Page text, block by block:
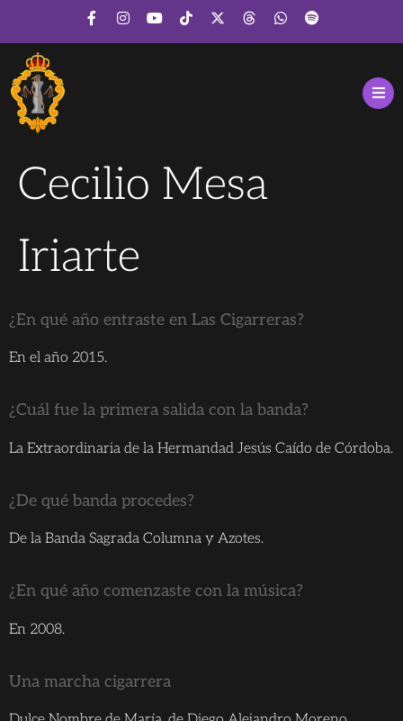
Cecilio Mesa
Iriarte
¿En qué año entraste en Las Cigarreras?
En el año 2015.
¿Cuál fue la primera salida con la banda?
La Extraordinaria de la Hermandad Jesús Caído de Córdoba.
¿De qué banda procedes?
De la Banda Sagrada Columna y Azotes.
¿En qué año comenzaste con la música?
En 2008.
Una marcha cigarrera